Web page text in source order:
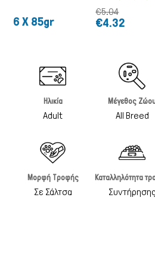
6 X 85gr
€5.04
€4.32
Ηλικία
Adult
Μέγεθος
All Breed
Μορφή Τροφής
Σε Σάλτσα
Καταλληλότητα
Συντήρησης